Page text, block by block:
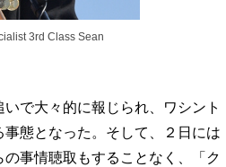
3rd Class Sean
で大々的に報じられ、ワシント
態となった。そして、２日には
事情聴取もすることなく、「ク